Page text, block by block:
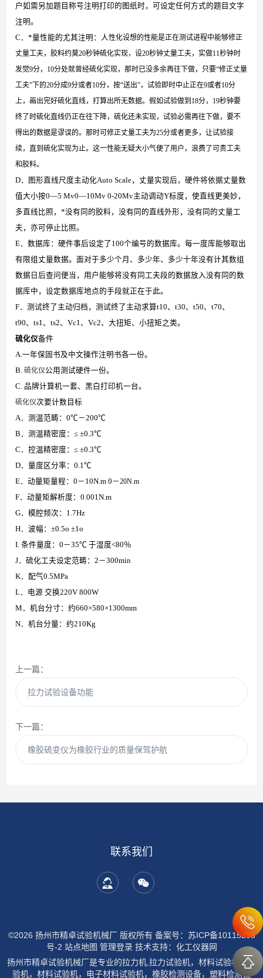
户如需另加题目称号注明打印的图纸时，可设定任何方式的题目文字
注明。
C．*量性能的尤其注明：人性化设想的性能是正在测试进程中能够修正
丈量工夫，胶料约莫20秒钟硫化实现，设20秒钟丈量工夫，实做11秒钟时
发觉9分，10分处就曾经硫化实现，那时已没多余再往下做，只要“修正丈量
工夫”下的20分成9分或者10分，按“送出”，试验即时中止正在9或者10分
上，画出完好硫化直线，打算出所无数据。假如试验做到18分，19秒钟要
终了时硫化直线仍正在往下降，硫化还未实现，试验必需再往下做，要不
得出的数据是谬误的。那时可修正丈量工夫为25分或者更多，让试验接
续，直到硫化实现为止。这一性能无疑大小气便了用户，浪费了可贵工夫
和胶料。
D．图形直线尺度主动化Auto Scale，丈量实现后，硬件将依据丈量数
值大小按0—5 Mv0—10Mv 0-20Mv主动调动Y标度，使直线更美妙，
多直线比照，*没有同的胶料，没有同的直线外形，没有同的丈量工
夫，亦可停止比照。
E．数据库：硬件事后设定了100个编号的数据库。每一度库能够取出
有限组丈量数据。面对于多少个月、多少年、多少十年没有计其数组
数据日后查问便当，用户能够将没有同工夫段的数据放入没有同的数
据库中，设定数据库地点的手段就正在于此。
F．测试终了主动归档，测试终了主动求算t10、t30、t50、t70、
t90、ts1、ts2、Vc1、Vc2、大扭矩、小扭矩之类。
硫化仪备件
A.一年保固书及中文操作注明书各一份。
B.硫化仪公用测试硬件一份。
C. 品牌计算机一套、黑白打印机一台。
硫化仪次要计数目标
A．测温范畴：0℃－200℃
B．测温精密度：≤ ±0.3℃
C．控温精密度：≤ ±0.3℃
D．量度区分率：0.1℃
E．动量矩量程：0－10N.m 0－20N.m
F．动量矩解析度：0.001N.m
G．模腔频次：1.7Hz
H．波幅：±0.5o ±1o
I. 条件量度：0－35℃ 于湿度<80％
J．硫化工夫设定范畴：2－300min
K．配气0.5MPa
L．电源 交换220V 800W
M．机台分寸：约660×580×1300mm
N．机台分量：约210Kg
上一篇：
拉力试验设备功能
下一篇：
橡胶硫变仪为橡胶行业的质量保驾护航
联系我们
©2026 扬州市精卓试验机械厂 版权所有 备案号：苏ICP备10115255
号-2 站点地图 管理登录技术支持： 化工仪器网
扬州市精卓试验机械厂是专业的拉力机,拉力试验机，材料试验机，试
验机，材料试验机，电子材料试验机，橡胶检测设备，塑料检测设